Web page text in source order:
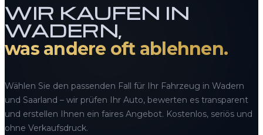
WIR KAUFEN IN
WADERN,
was andere oft ablehnen.
Wählen Sie den passenden Fall für Ihr Fahrzeug in Wadern
und Saarland – wir prüfen Ihr Auto, bewerten es transparent
und erstellen Ihnen ein faires Angebot. Kostenlos, seriös und
ohne Verkaufsdruck.